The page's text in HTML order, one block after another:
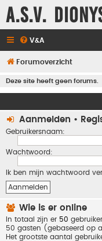
A.S.V.
V&A
Forumoverzicht
Deze site heeft geen forums.
Aanmelden •
Gebruikersnaam:
Wachtwoord:
Ik ben mijn wachtwoord
Wie is er online
In totaal zijn er 50
50 gasten (gebaseerd op
Het grootste aantal